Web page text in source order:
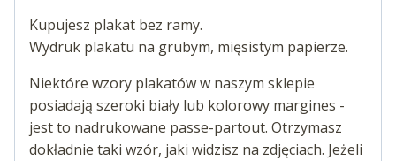
Kupujesz plakat bez ramy.
Wydruk plakatu na grubym, mięsistym papierze.
Niektóre wzory plakatów w naszym sklepie
posiadają szeroki biały lub kolorowy margines -
jest to nadrukowane passe-partout. Otrzymasz
dokładnie taki wzór, jaki widzisz na zdjęciach. Jeżeli